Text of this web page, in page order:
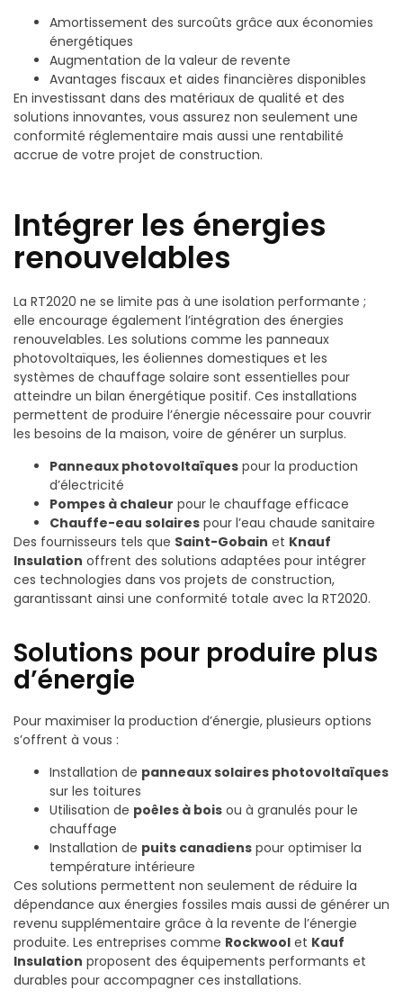
Amortissement des surcoûts grâce aux économies
énergétiques
Augmentation de la valeur de revente
Avantages fiscaux et aides financières disponibles
En investissant dans des matériaux de qualité et des
solutions innovantes, vous assurez non seulement une
conformité réglementaire mais aussi une rentabilité
accrue de votre projet de construction.
Intégrer les énergies
renouvelables
La RT2020 ne se limite pas à une isolation performante ;
elle encourage également l’intégration des énergies
renouvelables. Les solutions comme les panneaux
photovoltaïques, les éoliennes domestiques et les
systèmes de chauffage solaire sont essentielles pour
atteindre un bilan énergétique positif. Ces installations
permettent de produire l’énergie nécessaire pour couvrir
les besoins de la maison, voire de générer un surplus.
Panneaux photovoltaïques pour la production
d’électricité
Pompes à chaleur pour le chauffage efficace
Chauffe-eau solaires pour l’eau chaude sanitaire
Des fournisseurs tels que Saint-Gobain et Knauf
Insulation offrent des solutions adaptées pour intégrer
ces technologies dans vos projets de construction,
garantissant ainsi une conformité totale avec la RT2020.
Solutions pour produire plus
d’énergie
Pour maximiser la production d’énergie, plusieurs options
s’offrent à vous :
Installation de panneaux solaires photovoltaïques
sur les toitures
Utilisation de poêles à bois ou à granulés pour le
chauffage
Installation de puits canadiens pour optimiser la
température intérieure
Ces solutions permettent non seulement de réduire la
dépendance aux énergies fossiles mais aussi de générer un
revenu supplémentaire grâce à la revente de l’énergie
produite. Les entreprises comme Rockwool et Kauf
Insulation proposent des équipements performants et
durables pour accompagner ces installations.